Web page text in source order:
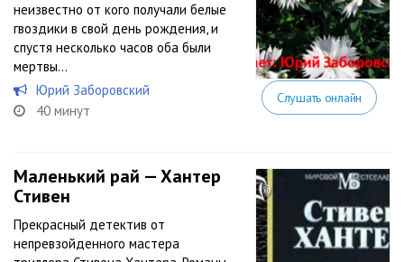
неизвестно от кого получали белые
гвоздики в свой день рождения, и
спустя несколько часов оба были
мертвы…
Юрий Заборовский
40 минут
Слушать онлайн
Маленький рай — Хантер
Стивен
Прекрасный детектив от
непревзойденного мастера